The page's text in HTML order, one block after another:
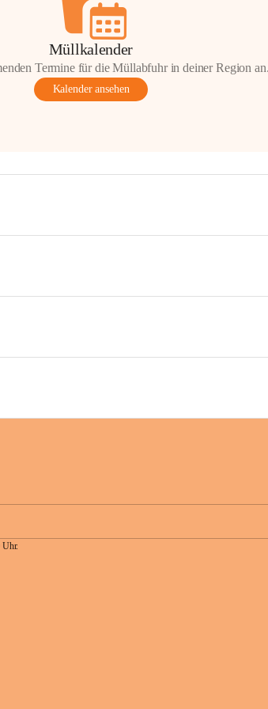
Müllkalender
Termine für die Müllabfuhr in deiner Region
Kalender ansehen
Uhr.